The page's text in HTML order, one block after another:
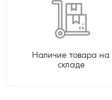
Наличие товара на
складе